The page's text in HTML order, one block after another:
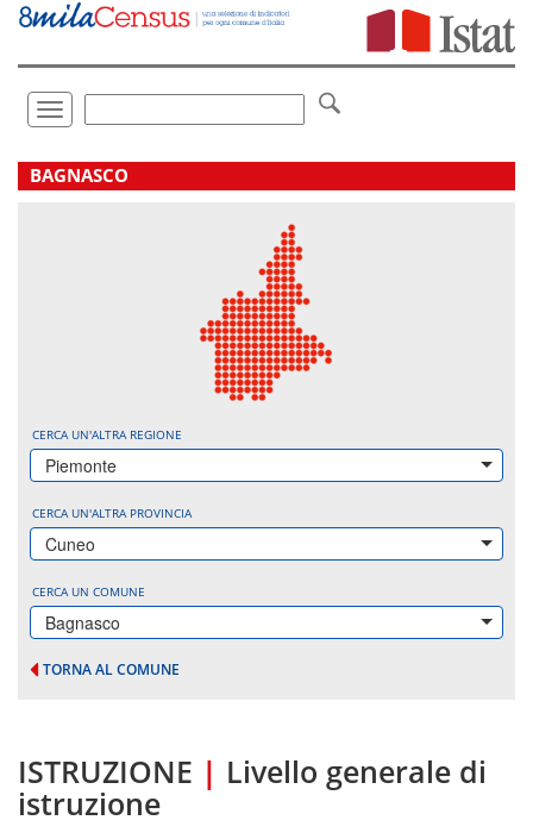
Vai
direttamente
Toggle
navigation
.
BAGNASCO
CERCA UN'ALTRA REGIONE
Piemonte
CERCA UN'ALTRA PROVINCIA
Cuneo
CERCA UN COMUNE
Bagnasco
TORNA AL COMUNE
ISTRUZIONE | Livello generale di
istruzione